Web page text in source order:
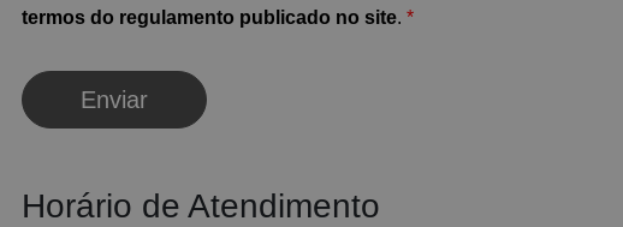
termos do regulamento publicado no site. *
Enviar
Horário de Atendimento